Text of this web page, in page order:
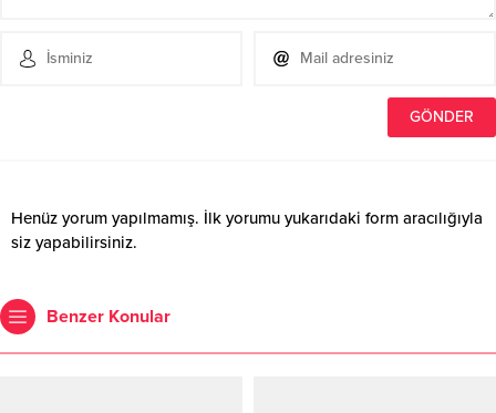
Henüz yorum yapılmamış. İlk yorumu yukarıdaki form aracılığıyla
siz yapabilirsiniz.
Benzer Konular